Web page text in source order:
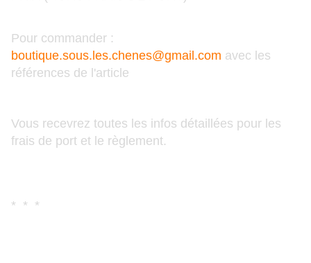
Pour commander :
boutique.sous.les.chenes@gmail.com avec les
références de l'article
Vous recevrez toutes les infos détaillées pour les
frais de port et le règlement.
* * *